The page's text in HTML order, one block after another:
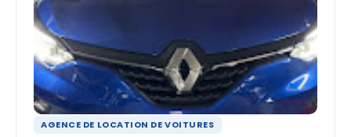
AGENCE DE LOCATION DE VOITURES